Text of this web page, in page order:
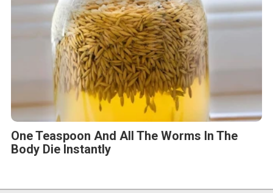
One Teaspoon And All The Worms In The
Body Die Instantly